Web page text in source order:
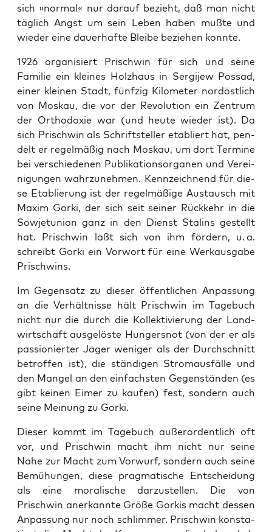
sich »nor­mal« nur dar­auf bezieht, daß man nicht
täg­lich Angst um sein Leben haben muß­te und
wie­der eine dau­er­haf­te Blei­be bezie­hen konnte.
1926 orga­ni­siert Prischwin für sich und sei­ne
Fami­lie ein klei­nes Holz­haus in Ser­gi­jew ­Pos­sad,
einer klei­nen Stadt, fünf­zig Kilo­me­ter nord­öst­lich
von Mos­kau, die vor der Revo­lu­ti­on ein Zen­trum
der Ortho­do­xie war (und heu­te wie­der ist). Da
sich Prischwin als Schrift­stel­ler eta­bliert hat, pen­
delt er regel­mä­ßig nach Mos­kau, um dort Ter­mi­ne
bei ver­schie­de­nen Publi­ka­ti­ons­or­ga­nen und Ver­ei­
ni­gun­gen wahr­zu­neh­men. Kenn­zeich­nend für die­
se Eta­blie­rung ist der regel­mä­ßi­ge Aus­tausch mit
Maxim Gor­ki, der sich seit sei­ner Rück­kehr in die
Sowjet­uni­on ganz in den Dienst Sta­lins gestellt
hat. Prischwin läßt sich von ihm för­dern, u. a.
schreibt Gor­ki ein Vor­wort für eine Werk­aus­ga­be
Prischwins.
Im Gegen­satz zu die­ser öffent­li­chen Anpas­sung
an die Ver­hält­nis­se hält Prischwin im Tage­buch
nicht nur die durch die Kol­lek­ti­vie­rung der Land­
wirt­schaft aus­ge­lös­te Hun­gers­not (von der er als
pas­sio­nier­ter Jäger weni­ger als der Durch­schnitt
betrof­fen ist), die stän­di­gen Strom­aus­fäl­le und
den Man­gel an den ein­fachs­ten Gegen­stän­den (es
gibt kei­nen Eimer zu kau­fen) fest, son­dern auch
sei­ne Mei­nung zu Gorki.
Die­ser kommt im Tage­buch außer­or­dent­lich oft
vor, und Prischwin macht ihm nicht nur sei­ne
Nähe zur Macht zum Vor­wurf, son­dern auch sei­ne
Bemü­hun­gen, die­se prag­ma­ti­sche Ent­schei­dung
als eine mora­li­sche dar­zu­stel­len. Die von
Prischwin aner­kann­te Grö­ße Gor­kis macht des­sen
Anpas­sung nur noch schlim­mer. Prischwin kon­sta­